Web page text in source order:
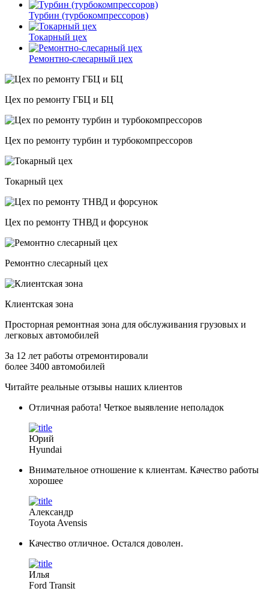
Турбин (турбокомпрессоров)
Токарный цех
Ремонтно-слесарный цех
Цех по ремонту ГБЦ и БЦ
Цех по ремонту турбин и турбокомпрессоров
Токарный цех
Цех по ремонту ТНВД и форсунок
Ремонтно слесарный цех
Клиентская зона
Просторная ремонтная зона для обслуживания грузовых и
легковых автомобилей
За 12 лет работы отремонтировали
более 3400 автомобилей
Читайте реальные отзывы наших клиентов
Отличная работа! Четкое выявление неполадок
Юрий
Hyundai
Внимательное отношение к клиентам. Качество работы
хорошее
Александр
Toyota Avensis
Качество отличное. Остался доволен.
Илья
Ford Transit